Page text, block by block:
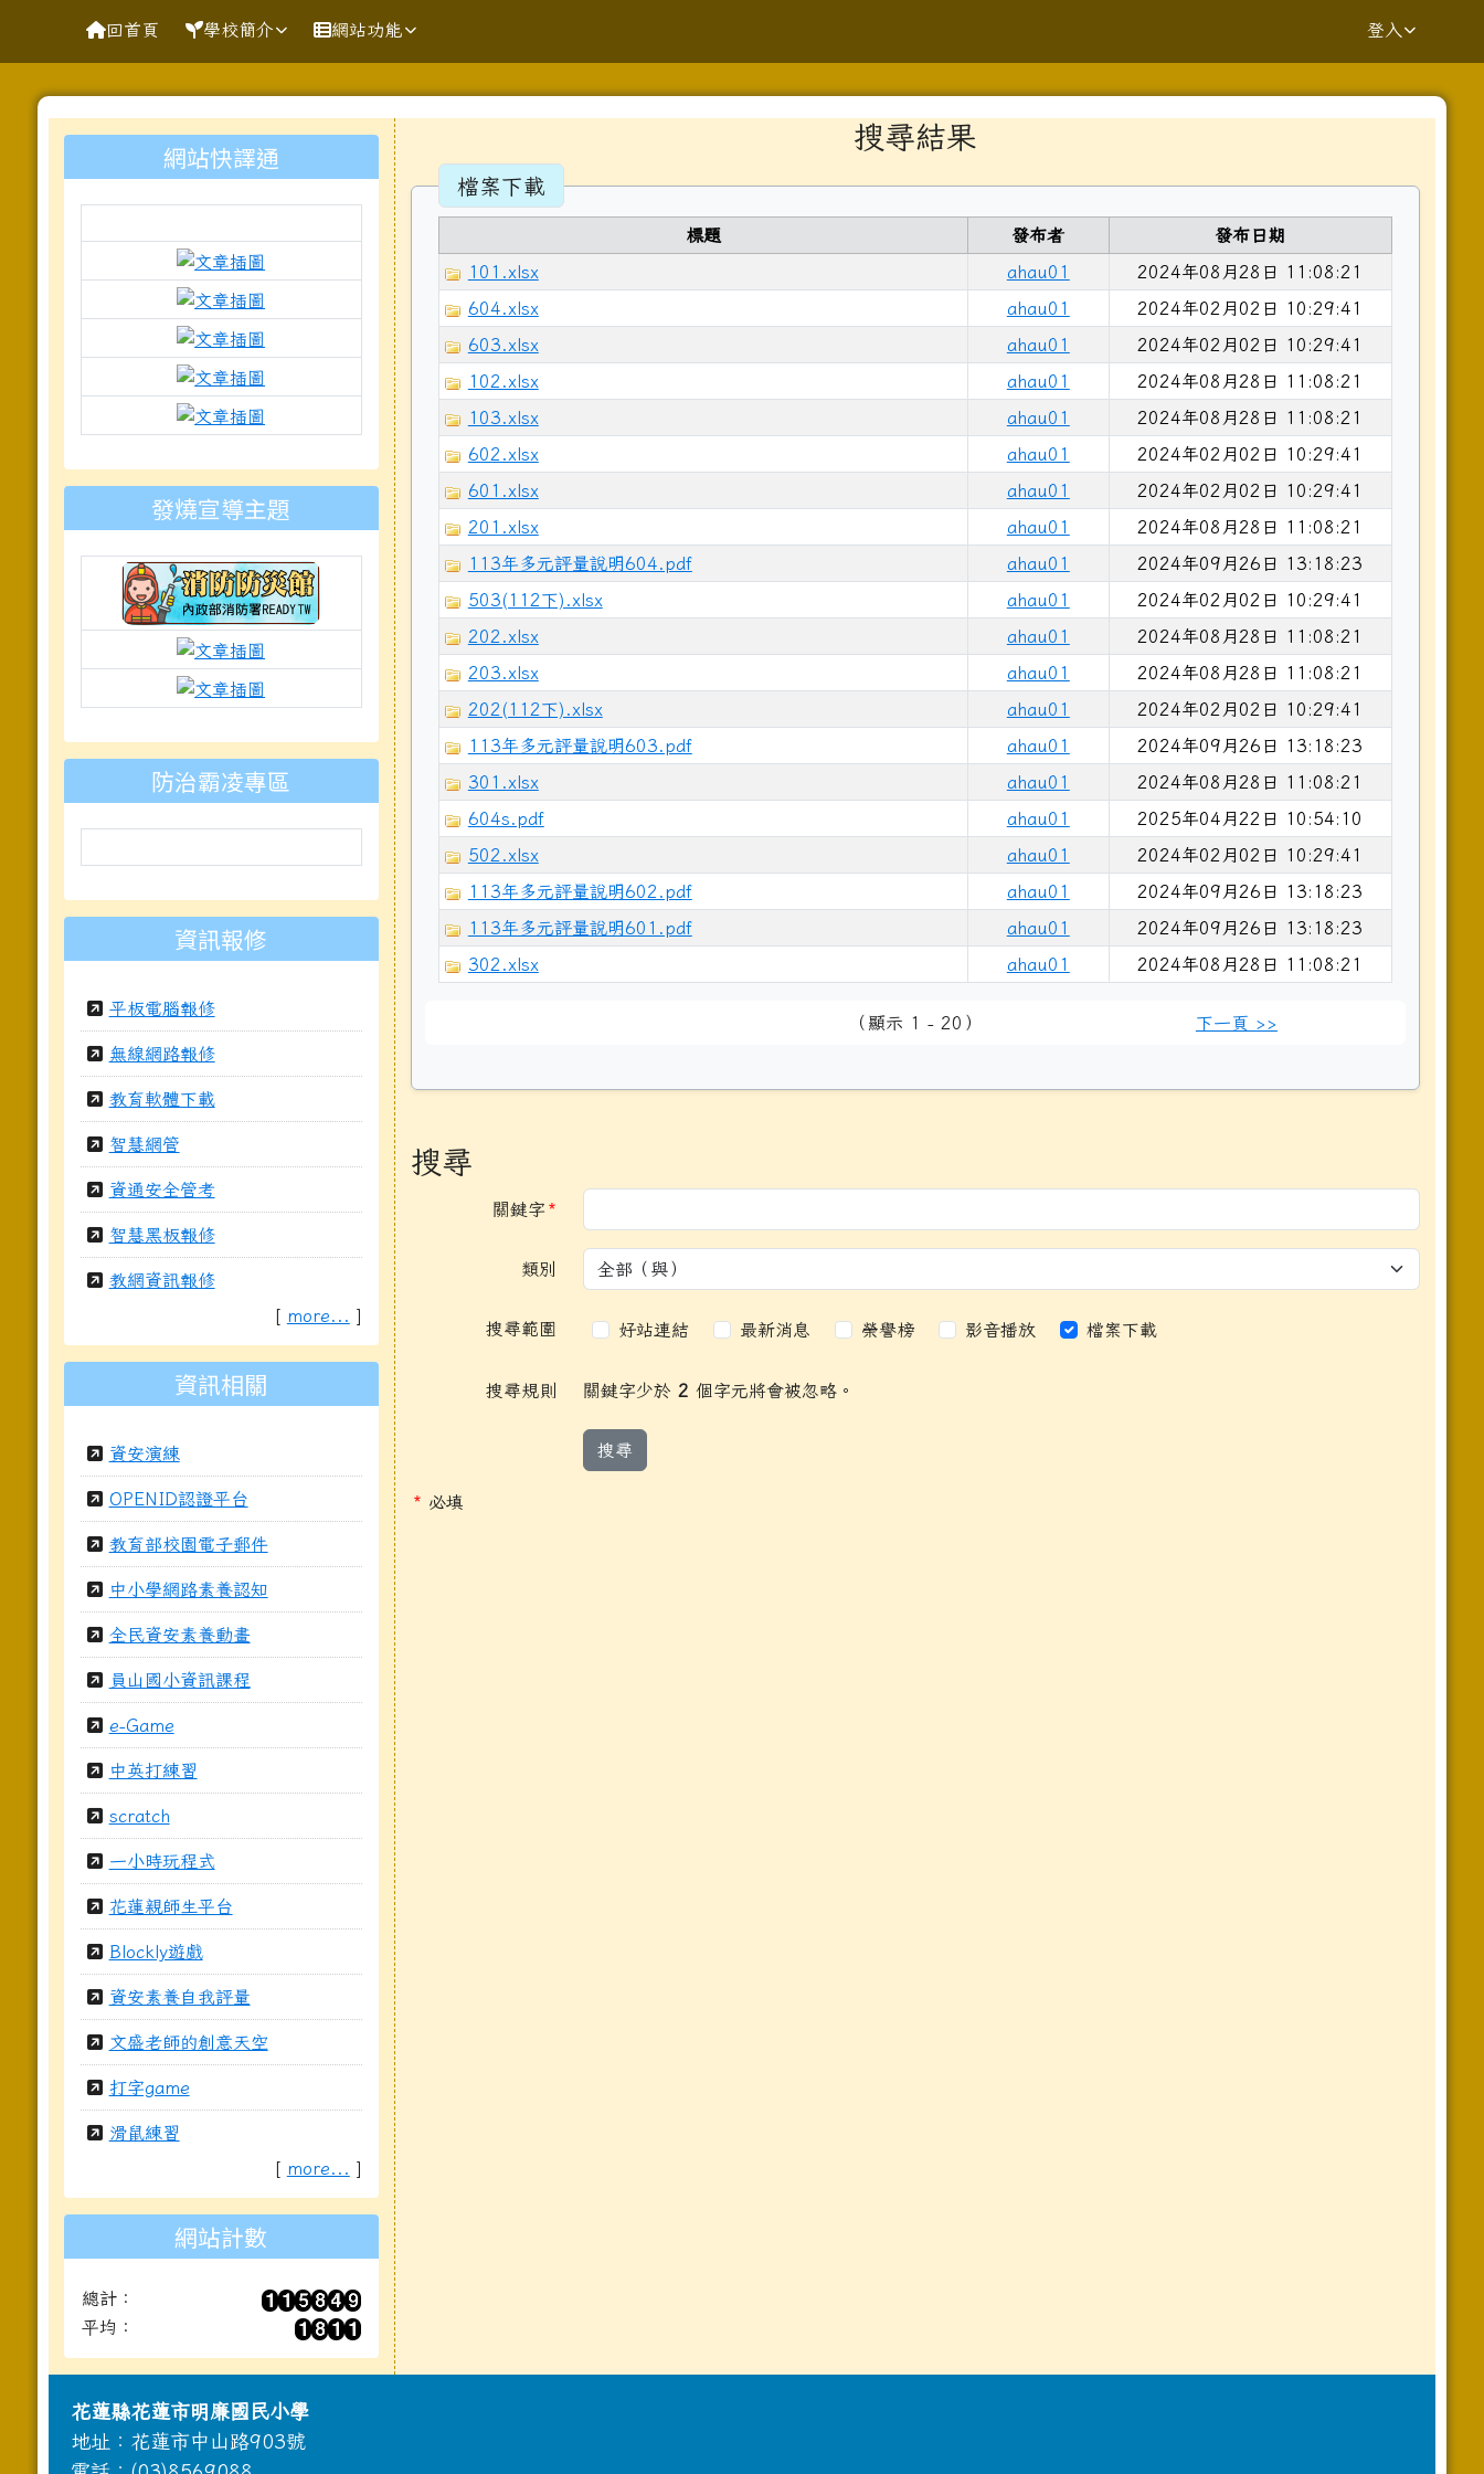
花蓮縣花蓮市明廉國民小學
導覽列回首頁 學校簡介 網站功能 登入
左邊區域內容
網站快譯通
link to https://docs.google.com/forms/d/1ZSFLXy9HoKSJrigoJp3pDKEIQHNLqfDYLkXjUyV7UvQ/viewform?edit_requested=true _blank
link to https://www.mleps.hlc.edu.tw/modules/tad_repair/
link to https://www.mleps.hlc.edu.tw/modules/jill_booking/
link to https://www.kaway.com.tw/page/member/login.aspx?rtn=https%3a%2f%2fwww.kaway.com.tw%2fpage%2frepair%2findex.aspx _blank
link to https://docs.google.com/forms/d/e/1FAIpQLScr6KGMj552f2xHH1TsRtIYU4ZtJOziV7fs1GGE-h484y8t6w/viewform?pli=1 _blank
to https://www.mleps.hlc.edu.tw/modules/tad_repair/
發燒宣導主題
link to https://isafeevent.moe.edu.tw/ _blan
link to https://prepare.mnd.gov.tw/ _blank
link to https://padlet.com/chimei07_3/b612-3ig4s4mcdois7svo _blank
防治霸凌專區
資訊報修
平板電腦報修
無線網路報修
教育軟體下載
智慧網管
資通安全管考
智慧黑板報修
教網資訊報修
[ more... ]
資訊相關
資安演練
OPENID認證平台
教育部校園電子郵件
中小學網路素養認知
全民資安素養動畫
員山國小資訊課程
e-Game
中英打練習
scratch
一小時玩程式
花蓮親師生平台
Blockly遊戲
資安素養自我評量
文盛老師的創意天空
打字game
滑鼠練習
[ more... ]
網站計數
總計：
平均：
搜尋結果
檔案下載
標題 發布者 發布日期
101.xlsx ahau01 2024年08月28日 11:08:21
604.xlsx ahau01 2024年02月02日 10:29:41
603.xlsx ahau01 2024年02月02日 10:29:41
102.xlsx ahau01 2024年08月28日 11:08:21
103.xlsx ahau01 2024年08月28日 11:08:21
602.xlsx ahau01 2024年02月02日 10:29:41
601.xlsx ahau01 2024年02月02日 10:29:41
201.xlsx ahau01 2024年08月28日 11:08:21
113年多元評量說明604.pdf ahau01 2024年09月26日 13:18:23
503(112下).xlsx ahau01 2024年02月02日 10:29:41
202.xlsx ahau01 2024年08月28日 11:08:21
203.xlsx ahau01 2024年08月28日 11:08:21
202(112下).xlsx ahau01 2024年02月02日 10:29:41
113年多元評量說明603.pdf ahau01 2024年09月26日 13:18:23
301.xlsx ahau01 2024年08月28日 11:08:21
604s.pdf ahau01 2025年04月22日 10:54:10
502.xlsx ahau01 2024年02月02日 10:29:41
113年多元評量說明602.pdf ahau01 2024年09月26日 13:18:23
113年多元評量說明601.pdf ahau01 2024年09月26日 13:18:23
302.xlsx ahau01 2024年08月28日 11:08:21
（顯示 1 - 20） 下一頁 >>
搜尋
關鍵字*
類別
搜尋範圍 搜尋範圍
好站連結 最新消息 榮譽榜 影音播放 檔案下載
搜尋規則 關鍵字少於 2 個字元將會被忽略。
搜尋
* 必填
頁尾區域
頁尾區域內容
花蓮縣花蓮市明廉國民小學
地址：花蓮市中山路903號